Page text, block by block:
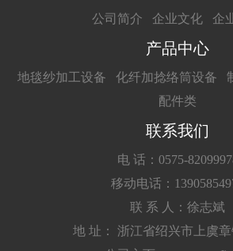
公司简介 企业文化 企
产品中心
地毯纱加工设备 化纤加捻络筒设备
配件类
联系我们
电 话：0575-
移动电话：
联 系 人：徐志斌
地 址： 浙江省绍兴市上虞